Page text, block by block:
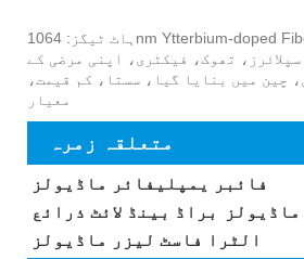
ہاٹ ٹیگز: 1064nm Ytterbium-doped Fiber Amplifier YDFA،
تھوک، فیکٹری، اپنی مرضی کے
چین میں بنایا گیا، سستا، کم قیمت،
معیار
متعلقہ زمرہ
فائبر یمپلیفائر ماڈیولز
براڈ بینڈ لائٹ ذرائع
الٹرا فاسٹ لیزر ماڈیولز